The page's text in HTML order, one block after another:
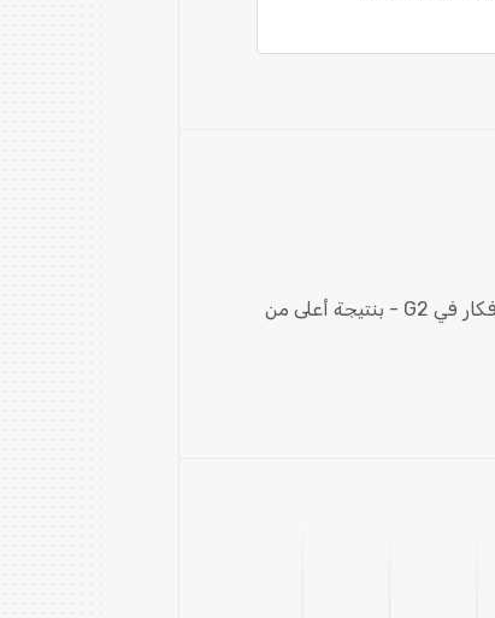
فخورون بالاعتراف بنا كقائد لإدارة الأفكار في G2 - بنتيجة أعلى من